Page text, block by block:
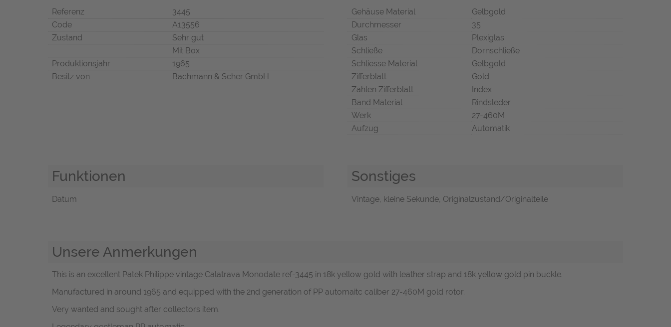
Referenz
3445
Code
A13556
Zustand
Sehr gut
Mit Box
Produktionsjahr
1965
Besitz von
Bachmann & Scher GmbH
Gehäuse Material
Gelbgold
Durchmesser
35
Glas
Plexiglas
Schließe
Dornschließe
Schliesse Material
Gelbgold
Zifferblatt
Gold
Zahlen Zifferblatt
Index
Band Material
Rindsleder
Werk
27-460M
Aufzug
Automatik
Funktionen
Datum
Sonstiges
Vintage, kleine Sekunde, Originalzustand/Originalteile
Unsere Anmerkungen
This is an excellent Patek Philippe vintage Calatrava Monodate ref-3445 in 18k yellow gold with leather strap and 18k yellow gold pin buckle.
Manufactured in around 1965 and equipped with the 2nd generation of PP automaitc caliber 27-460M gold rotor.
Very wanted and sought after collectors item.